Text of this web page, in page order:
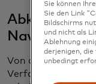
Abkehr von
Navigation
Von der Fahrt zum
Verfolgung Ihrer
Sie können
Sie den Link
Bildschirms
und nicht als
Ablehnung
derjenigen,
unbedingt